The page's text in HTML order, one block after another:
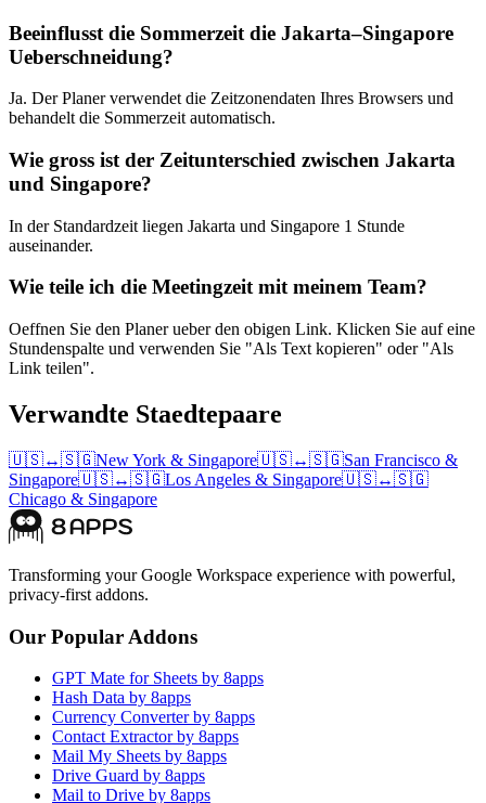
Beeinflusst die Sommerzeit die Jakarta–Singapore
Ueberschneidung?
Ja. Der Planer verwendet die Zeitzonendaten Ihres Browsers und
behandelt die Sommerzeit automatisch.
Wie gross ist der Zeitunterschied zwischen Jakarta
und Singapore?
In der Standardzeit liegen Jakarta und Singapore 1 Stunde
auseinander.
Wie teile ich die Meetingzeit mit meinem Team?
Oeffnen Sie den Planer ueber den obigen Link. Klicken Sie auf eine
Stundenspalte und verwenden Sie "Als Text kopieren" oder "Als
Link teilen".
Verwandte Staedtepaare
🇺🇸↔🇸🇬New York & Singapore🇺🇸↔🇸🇬San Francisco &
Singapore🇺🇸↔🇸🇬Los Angeles & Singapore🇺🇸↔🇸🇬
Chicago & Singapore
Transforming your Google Workspace experience with powerful,
privacy-first addons.
Our Popular Addons
GPT Mate for Sheets by 8apps
Hash Data by 8apps
Currency Converter by 8apps
Contact Extractor by 8apps
Mail My Sheets by 8apps
Drive Guard by 8apps
Mail to Drive by 8apps